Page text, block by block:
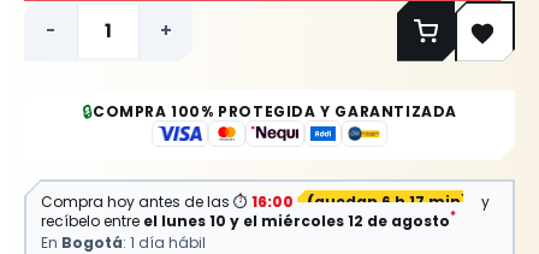
- +
🔒COMPRA 100% PROTEGIDA Y GARANTIZADA
Compra hoy antes de las ⏱ 16:00 (quedan 6 h 17 min)
y
recíbelo entre el lunes 10 y el miércoles 12 de agosto*
En Bogotá: 1 día hábil